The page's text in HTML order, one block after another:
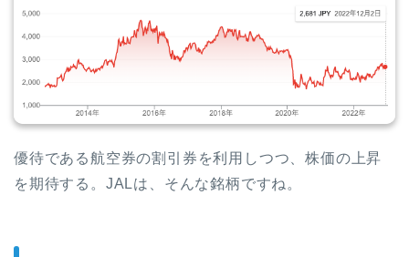
優待である航空券の割引券を利用しつつ、株価の上昇
を期待する。JALは、そんな銘柄ですね。